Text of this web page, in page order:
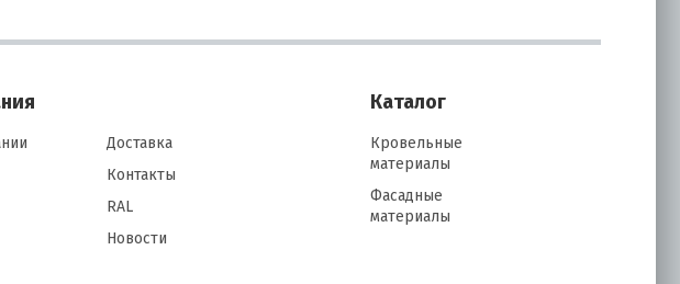
Доставка
Контакты
RAL
Новости
Каталог
Кровельные
материалы
Фасадные
материалы